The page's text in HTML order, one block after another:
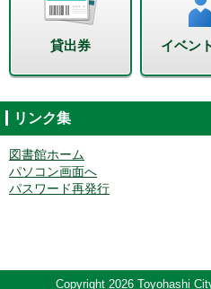
貸出券 イベン
リンク集
図書館ホーム
パソコン画面へ
パスワード再発行
Copyright 2026 Toyohashi